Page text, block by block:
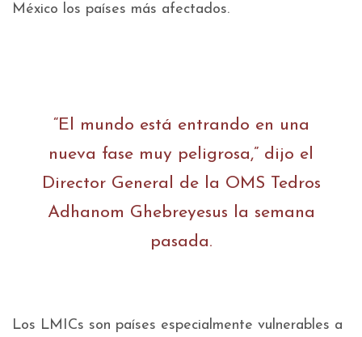
México los países más afectados.
“El mundo está entrando en una
nueva fase muy peligrosa,” dijo el
Director General de la OMS Tedros
Adhanom Ghebreyesus la semana
pasada.
Los LMICs son países especialmente vulnerables a